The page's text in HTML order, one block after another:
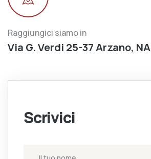
Raggiungici siamo in
Via G. Verdi 25-37 Arzano, NA
Scrivici